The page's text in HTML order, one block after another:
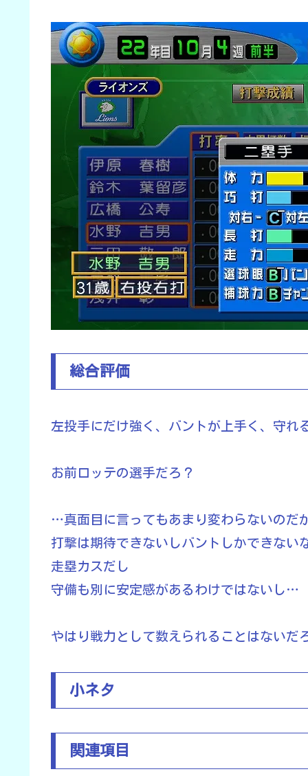
総合評価
左投手にだけ強く、バントが上手く、守
お前ロッテの選手だろ？
…真面目に言ってもあまり変わらないのだ
打撃は期待できないしバントしかできない
走塁カスだし
守備も別に安定感があるわけではないし…
やはり戦力として数えられることはないだ
小ネタ
関連項目